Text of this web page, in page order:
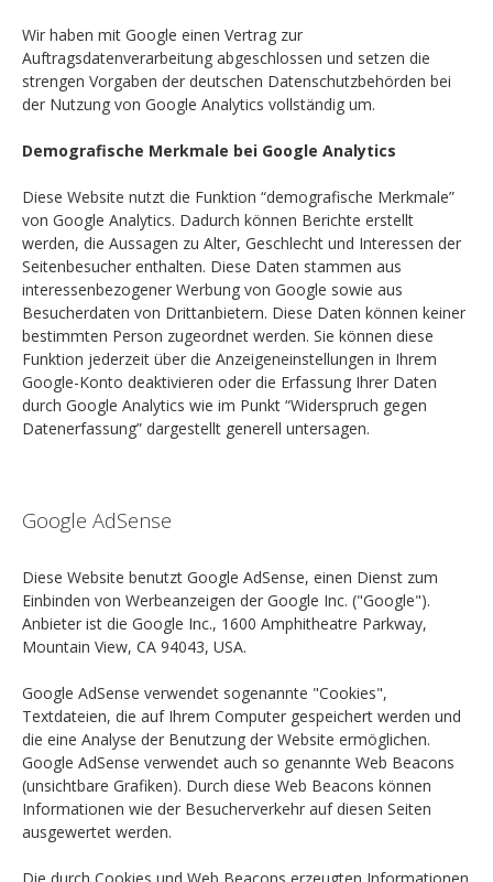
Wir haben mit Google einen Vertrag zur
Auftragsdatenverarbeitung abgeschlossen und setzen die
strengen Vorgaben der deutschen Datenschutzbehörden bei
der Nutzung von Google Analytics vollständig um.
Demografische Merkmale bei Google Analytics
Diese Website nutzt die Funktion “demografische Merkmale”
von Google Analytics. Dadurch können Berichte erstellt
werden, die Aussagen zu Alter, Geschlecht und Interessen der
Seitenbesucher enthalten. Diese Daten stammen aus
interessenbezogener Werbung von Google sowie aus
Besucherdaten von Drittanbietern. Diese Daten können keiner
bestimmten Person zugeordnet werden. Sie können diese
Funktion jederzeit über die Anzeigeneinstellungen in Ihrem
Google-Konto deaktivieren oder die Erfassung Ihrer Daten
durch Google Analytics wie im Punkt “Widerspruch gegen
Datenerfassung” dargestellt generell untersagen.
Google AdSense
Diese Website benutzt Google AdSense, einen Dienst zum
Einbinden von Werbeanzeigen der Google Inc. ("Google").
Anbieter ist die Google Inc., 1600 Amphitheatre Parkway,
Mountain View, CA 94043, USA.
Google AdSense verwendet sogenannte "Cookies",
Textdateien, die auf Ihrem Computer gespeichert werden und
die eine Analyse der Benutzung der Website ermöglichen.
Google AdSense verwendet auch so genannte Web Beacons
(unsichtbare Grafiken). Durch diese Web Beacons können
Informationen wie der Besucherverkehr auf diesen Seiten
ausgewertet werden.